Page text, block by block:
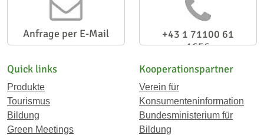
Anfrage per E-Mail
+43 1 71100 61
1656
Quick links
Produkte
Tourismus
Bildung
Green Meetings
Kooperationspartner
Verein für
Konsumenteninformation
Bundesministerium für
Bildung